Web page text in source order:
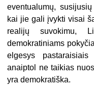
eventualumų, susijusių
kai jie gali įvykti visai
realijų suvokimu,
demokratiniams
elgesys
anaiptol ne taikias
yra demokratiška.